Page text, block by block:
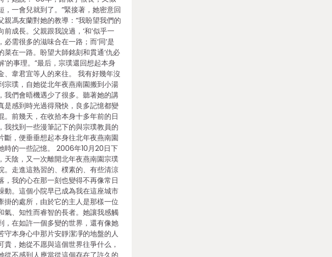
，一會兒就到了。”緊接著，她密意回
親馮友蘭對她的教導：“我盼望我們的
前成長。父親跟我說過，‘和’似乎一
必需很多的滋味合在一路；而‘同’是
菜在一路。盼望大師銘刻和貫通‘仇必
’的事理。”最后，宗璞還回想起本身
、韋君宜等人的來往。 我有好幾年沒
宗璞，自她從北年夜燕南園搬到小湯
我們會晤機遇少了很多。聽著她的講
是感到時光過得飛快，良多記憶都變
。前幾天，在收拾本身十多年前的日
我找到一些漫筆記下的與宗璞教員的
斷，便垂垂想起本身往北年夜燕南園
時的一些記憶。 2006年10月20日下
天陰，又一次離開北年夜燕南園宗璞
。走進這熟習的、樸素的、有些清涼
，我的心在那一刻也變得不再像常日
動。這個小院早已成為我在這座城市
掛的處所，由於它的主人是那樣一位
氣、知性而睿智的長者。她讓我感觸
，在如許一個多變的世界，還有像她
守本身心中那片安靜潔凈的地盤的人
貴，她從不愿與這個世界往爭什么，